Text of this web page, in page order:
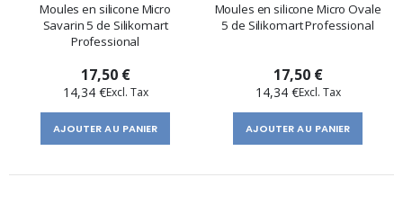
Moules en silicone Micro
Savarin 5 de Silikomart
Professional
17,50 €
14,34 €
AJOUTER AU PANIER
Moules en silicone Micro Ovale
5 de Silikomart Professional
17,50 €
14,34 €
AJOUTER AU PANIER